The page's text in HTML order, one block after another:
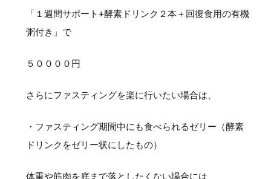
「１週間サポート+酵素ドリンク２本＋回復食用の有機
粥付き」で
５００００円
さらにファスティングを楽に行いたい場合は、
・ファスティング期間中にも食べられるゼリー（酵素
ドリンクをゼリー状にしたもの）
体重や筋肉を底まで落としたくない場合には